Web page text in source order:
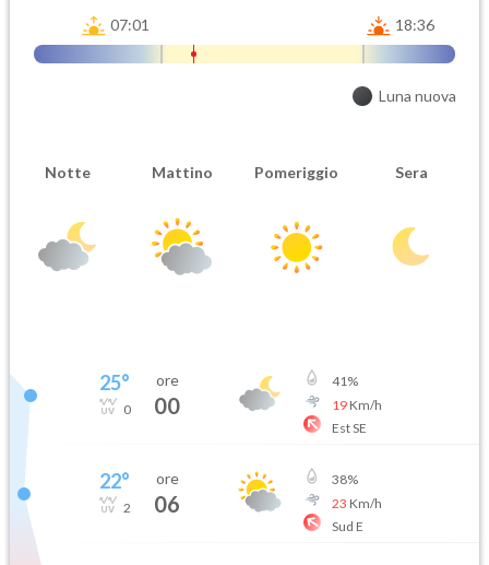
07:01 18:36
Luna nuova
Notte Mattino Pomeriggio Sera
25°
0
ore
00
41%
19Km/h
Est SE
22°
2
ore
06
38%
23 Km/h
Sud E